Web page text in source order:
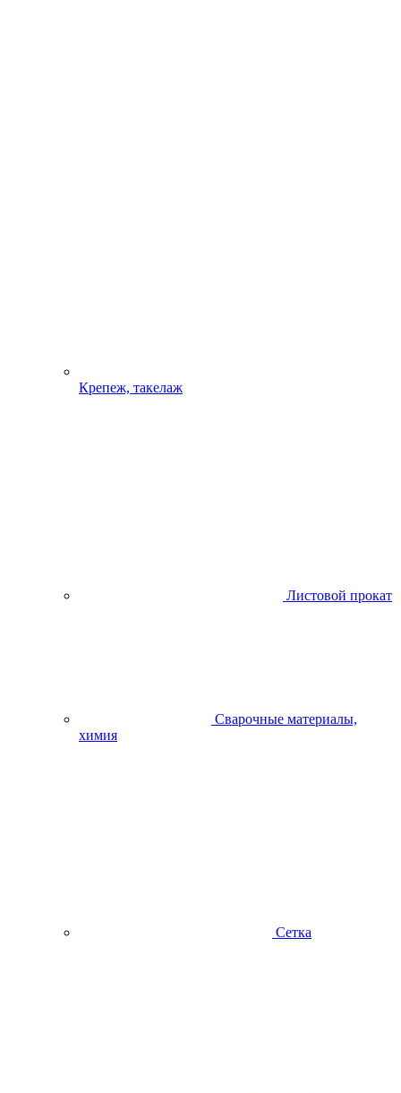
Крепеж, такелаж
Листовой прокат
Сварочные материалы,
химия
Сетка